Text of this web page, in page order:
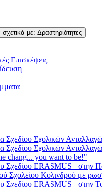
σχετικά με: Δραστηριότητες
Επισκέψεις
Σχεδίου Σχολικών
Σχεδίου Σχολικών
chang... you want to be!"
Σχεδίου ERASMUS+ στην
Σχολείου Κολινδρού με
Σχεδίου ERASMUS+ στην